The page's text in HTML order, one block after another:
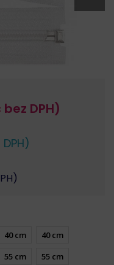
bez DPH)
40 cm
40 cm
55 cm
55 cm